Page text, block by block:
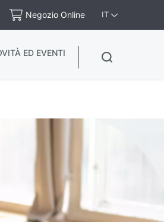
Negozio Online IT
ED EVENTI